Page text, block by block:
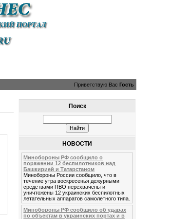
Приветствую Вас Гость
Поиск
НОВОСТИ
Минобороны РФ сообщило о
поражении 12 беспилотников над
Башкирией и Татарстаном
Минобороны России сообщило, что в
течение утра воскресенья дежурными
средствами ПВО перехвачены и
уничтожены 12 украинских беспилотных
летательных аппаратов самолетного типа.
Минобороны РФ сообщило об ударах
по объектам в украинских портах и в